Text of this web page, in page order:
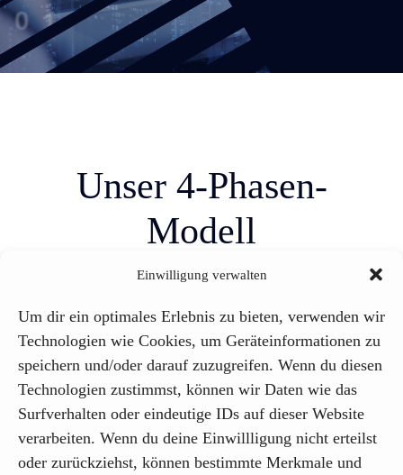
Einwilligung verwalten
Um dir ein optimales Erlebnis zu bieten, verwenden wir
Technologien wie Cookies, um Geräteinformationen zu
speichern und/oder darauf zuzugreifen. Wenn du diesen
Technologien zustimmst, können wir Daten wie das
Surfverhalten oder eindeutige IDs auf dieser Website
verarbeiten. Wenn du deine Einwillligung nicht erteilst
oder zurückziehst, können bestimmte Merkmale und
Unser 4-Phasen-
Modell
1. Bedarfsanalyse &
Zielsetzung